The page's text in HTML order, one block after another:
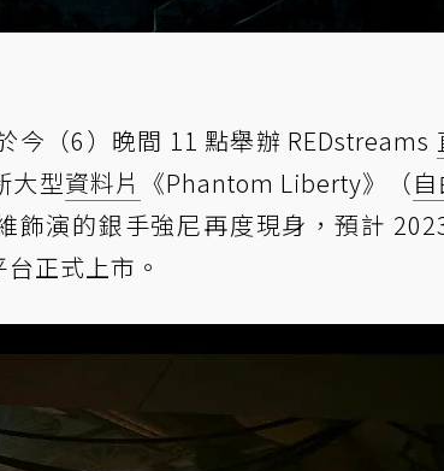
今（6）晚間 11 點舉辦 REDstreams
大型資料片 《Phantom Liberty》（
演的銀手強尼再度現身，預計
正式上市。